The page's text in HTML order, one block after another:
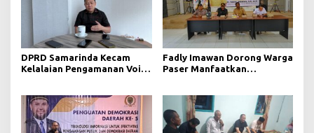
DPRD Samarinda Kecam
Kelalaian Pengamanan Void
Fadly Imawan Dorong Warga
Paser Manfaatkan
Pemerintahan